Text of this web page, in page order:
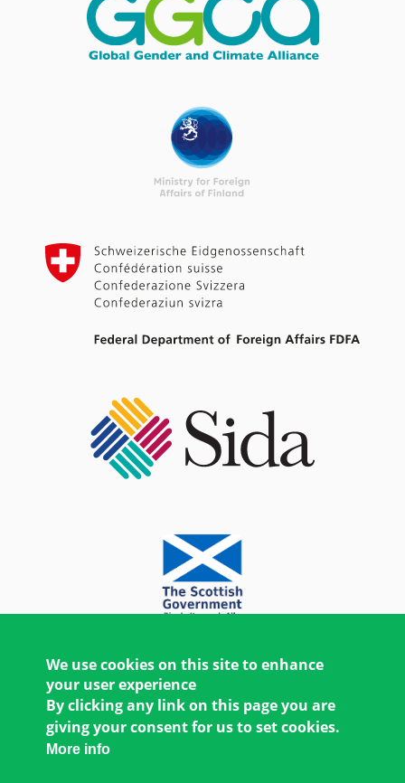
We use cookies on this site to enhance
your user experience
By clicking any link on this page you are
giving your consent for us to set cookies.
More info